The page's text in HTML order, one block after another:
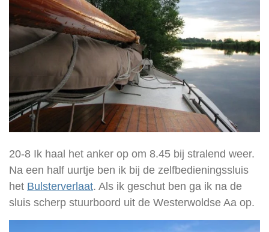
20-8 Ik haal het anker op om 8.45 bij stralend weer.
Na een half uurtje ben ik bij de zelfbedieningssluis
het Bulsterverlaat. Als ik geschut ben ga ik na de
sluis scherp stuurboord uit de Westerwoldse Aa op.